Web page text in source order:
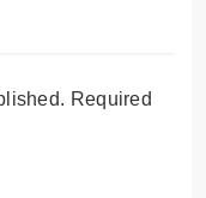
Required